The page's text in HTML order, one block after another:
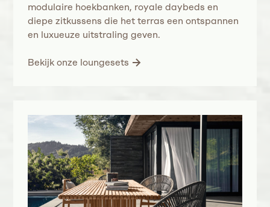
modulaire hoekbanken, royale daybeds en
diepe zitkussens die het terras een ontspannen
en luxueuze uitstraling geven.
Bekijk onze loungesets